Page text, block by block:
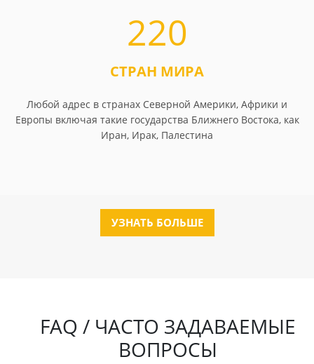
220
СТРАН МИРА
Любой адрес в странах Северной Америки, Африки и
Европы включая такие государства Ближнего Востока, как
Иран, Ирак, Палестина
УЗНАТЬ БОЛЬШЕ
FAQ / ЧАСТО ЗАДАВАЕМЫЕ
ВОПРОСЫ